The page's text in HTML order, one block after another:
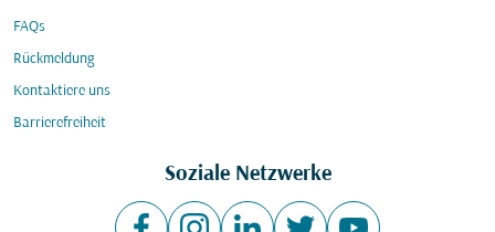
FAQs
Rückmeldung
Kontaktiere uns
Barrierefreiheit
Soziale Netzwerke